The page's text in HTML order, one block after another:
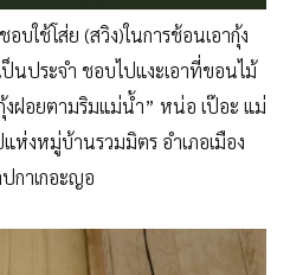
ใช้โส่ย (สวิง)ในการช้อนเอากุ้ง
นประจำ ชอบไปแงะเอาที่ขอนไม้
งฝอยตามริมแม่น้ำ” หน่อ เป๊อะ แม่
ห่งหมู่บ้านรวมมิตร อำเภอเมือง
กาเกอะญอ